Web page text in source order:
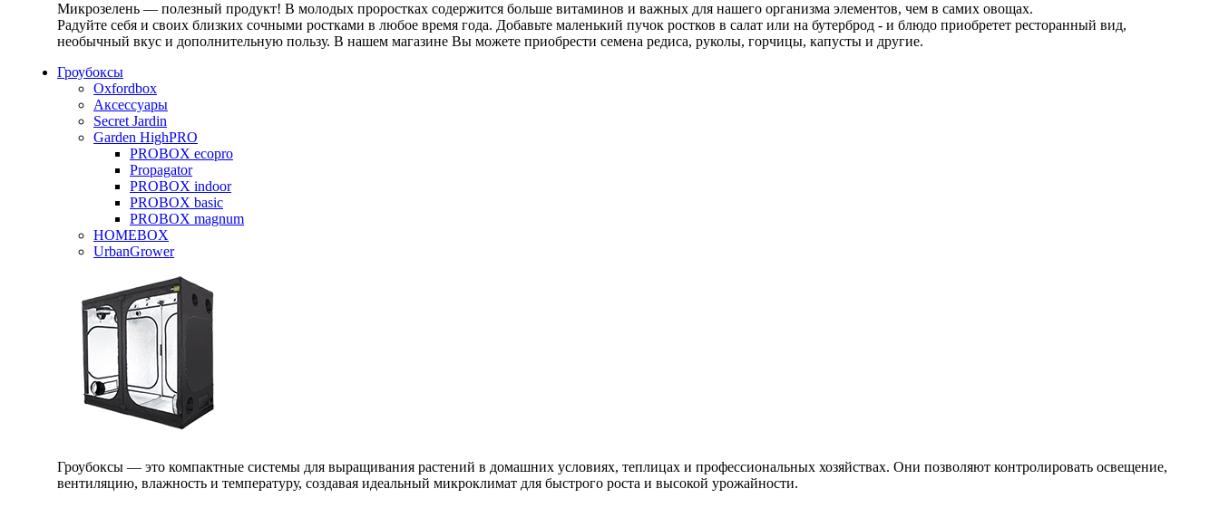
Микрозелень — полезный продукт! В молодых проростках содержится больше витаминов и важных для нашего организма элементов, чем в самих овощах.
Радуйте себя и своих близких сочными ростками в любое время года. Добавьте маленький пучок ростков в салат или на бутерброд - и блюдо приобретет ресторанный вид,
необычный вкус и дополнительную пользу. В нашем магазине Вы можете приобрести семена редиса, руколы, горчицы, капусты и другие.
Гроубоксы
Oxfordbox
Аксессуары
Secret Jardin
Garden HighPRO
PROBOX ecopro
Propagator
PROBOX indoor
PROBOX basic
PROBOX magnum
HOMEBOX
UrbanGrower
Гроубоксы — это компактные системы для выращивания растений в домашних условиях, теплицах и профессиональных хозяйствах. Они позволяют контролировать освещение,
вентиляцию, влажность и температуру, создавая идеальный микроклимат для быстрого роста и высокой урожайности.